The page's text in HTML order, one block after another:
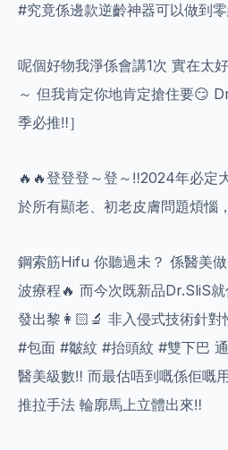
#究竟係邊款逆齡神器可以做到零
呢個好物我淨係會講1次 實在太
～ 但我肯定你地肯定搶住要😏
季必推‼️］
🔥🔥登登登～登～‼️2024年必定
於所有顯老、初老皮膚問題煩惱
鋼索筋Hifu 你聽過未？ 係醫美
波療程🔥 而今次既新品Dr.SliS
發出黎👩🏻‍🔬 非入侵式技術針
#包面 #皺紋 #抬頭紋 #雙下巴
醫美級數‼️ 而最估唔到嘅係佢嘅
推拉手法 輪廓馬上立體出來‼️